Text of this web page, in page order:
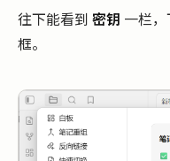
往下能看到 密钥 一栏
框。